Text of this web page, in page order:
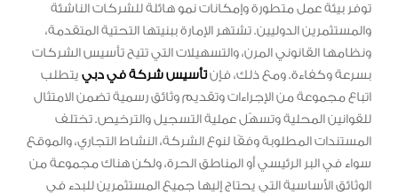
توفر بيئة عمل متطورة وإمكانات نمو هائلة للشركات الناشئة
والمستثمرين الدوليين. تشتهر الإمارة ببنيتها التحتية المتقدمة،
ونظامها القانوني المرن، والتسهيلات التي تتيح تأسيس الشركات
بسرعة وكفاءة. ومع ذلك، فإنتأسيس شركة في دبي يتطلب
اتباع مجموعة من الإجراءات وتقديم وثائق رسمية تضمن الامتثال
للقوانين المحلية وتسهّل عملية التسجيل والترخيص. تختلف
المستندات المطلوبة وفقًا لنوع الشركة، النشاط التجاري، والموقع
سواء في البر الرئيسي أو المناطق الحرة، ولكن هناك مجموعة من
الوثائق الأساسية التي يحتاج إليها جميع المستثمرين للبدء في